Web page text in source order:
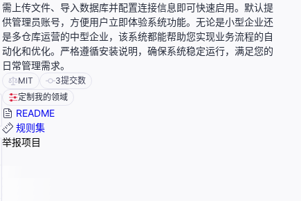
需上传文件、导入数据库并配置连接信息即可快速启用。默认提
供管理员账号，方便用户立即体验系统功能。无论是小型企业还
是多仓库运营的中型企业，该系统都能帮助您实现业务流程的自
动化和优化。严格遵循安装说明，确保系统稳定运行，满足您的
日常管理需求。
MIT 3提交数
定制我的领域
README
规则集
举报项目